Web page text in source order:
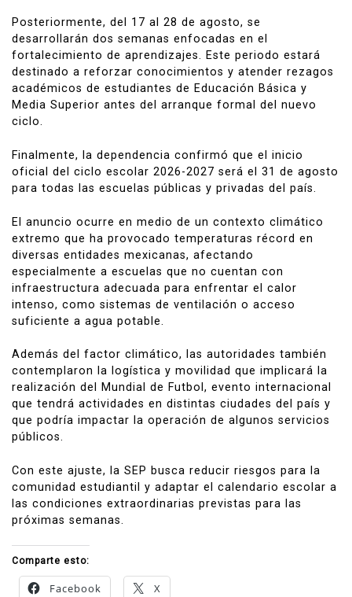
Posteriormente, del 17 al 28 de agosto, se
desarrollarán dos semanas enfocadas en el
fortalecimiento de aprendizajes. Este periodo estará
destinado a reforzar conocimientos y atender rezagos
académicos de estudiantes de Educación Básica y
Media Superior antes del arranque formal del nuevo
ciclo.
Finalmente, la dependencia confirmó que el inicio
oficial del ciclo escolar 2026-2027 será el 31 de agosto
para todas las escuelas públicas y privadas del país.
El anuncio ocurre en medio de un contexto climático
extremo que ha provocado temperaturas récord en
diversas entidades mexicanas, afectando
especialmente a escuelas que no cuentan con
infraestructura adecuada para enfrentar el calor
intenso, como sistemas de ventilación o acceso
suficiente a agua potable.
Además del factor climático, las autoridades también
contemplaron la logística y movilidad que implicará la
realización del Mundial de Futbol, evento internacional
que tendrá actividades en distintas ciudades del país y
que podría impactar la operación de algunos servicios
públicos.
Con este ajuste, la SEP busca reducir riesgos para la
comunidad estudiantil y adaptar el calendario escolar a
las condiciones extraordinarias previstas para las
próximas semanas.
Comparte esto:
Facebook X